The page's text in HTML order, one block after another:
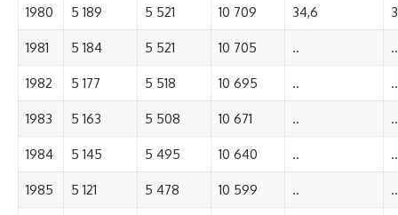
1980 5 189 5 521 10 709 34,6
1981 5 184 5 521 10 705 .. ..
1982 5 177 5 518 10 695 .. ..
1983 5 163 5 508 10 671 .. ..
1984 5 145 5 495 10 640 .. ..
1985 5 121 5 478 10 599 .. ..